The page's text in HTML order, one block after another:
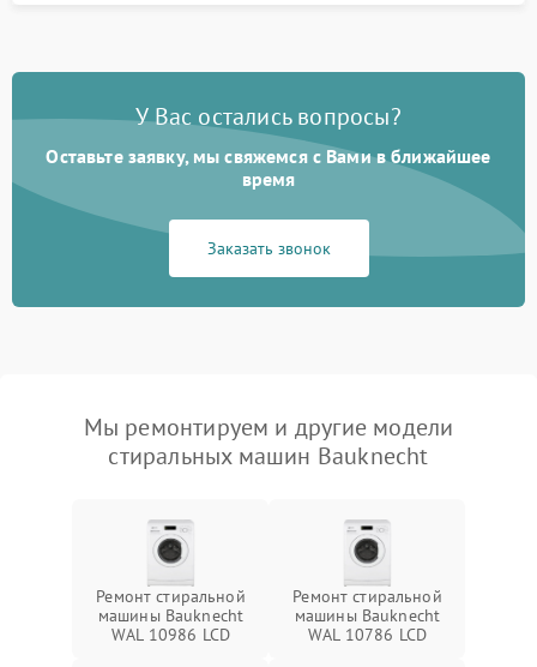
У Вас остались вопросы?
Оставьте заявку, мы свяжемся с Вами в ближайшее
время
Заказать звонок
Мы ремонтируем и другие модели
стиральных машин Bauknecht
Ремонт стиральной
машины Bauknecht
WAL 10986 LCD
Ремонт стиральной
машины Bauknecht
WAL 10786 LCD